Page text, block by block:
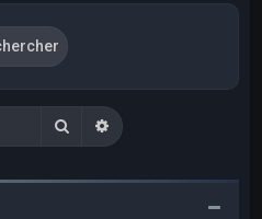
RechercherRecherche avancée